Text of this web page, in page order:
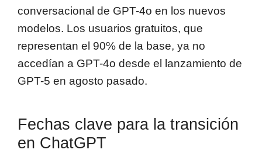
conversacional de GPT-4o en los nuevos
modelos. Los usuarios gratuitos, que
representan el 90% de la base, ya no
accedían a GPT-4o desde el lanzamiento de
GPT-5 en agosto pasado.
Fechas clave para la transición
en ChatGPT